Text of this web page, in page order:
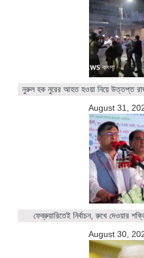
নুরুল হক নুরের আহত হওয়া নিয়ে উত্তপ্ত
August 31,
ফেব্রুয়ারিতেই নির্বাচন, রুখে দেওয়ার
August 30,